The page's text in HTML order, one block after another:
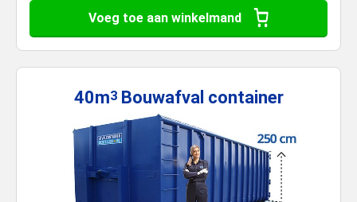
Voeg toe aan winkelmand
40m3 Bouwafval container